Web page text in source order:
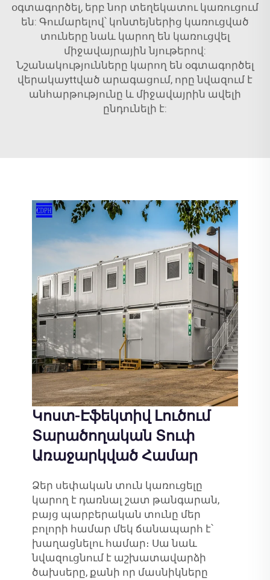
օգտագործել, երբ նոր տեղեկատու կառուցում
են: Գումարելով՝ կոնտեյներից կառուցված
տուները նաև կարող են կառուցվել
միջավայրային նյութերով:
Նշանակությունները կարող են օգտագործել
վերակաyttված արագացում, որը նվազում է
անհարթությունը և միջավայրին ավելի
ընդունելի է:
Կոստ-Էֆեկտիվ Լուծում
Տարածողական Տուփ
Առաջարկված Համար
Ձեր սեփական տուն կառուցելը
կարող է դառնալ շատ թանգարան,
բայց պարբերական տունը մեր
բոլորի համար մեկ ճանապարհ է՝
խաղացնելու համար։ Սա նաև
նվազուցնում է աշխատավարձի
ծախսերը, քանի որ մասնիկները